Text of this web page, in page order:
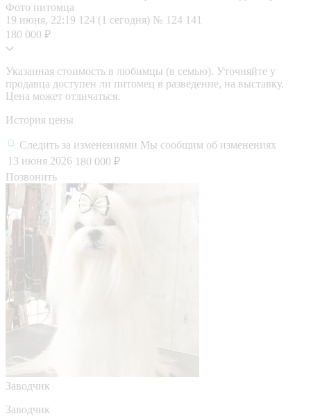
Фото питомца
19 июня, 22:19 124 (1 сегодня) № 124 141
180 000 ₽
Указанная стоимость в любимцы (в семью). Уточняйте у
продавца доступен ли питомец в разведение, на выставку.
Цена может отличаться.
История цены
Следить за изменениями Мы сообщим об изменениях
13 июня 2026 180 000 ₽
Позвонить
Заводчик
Заводчик